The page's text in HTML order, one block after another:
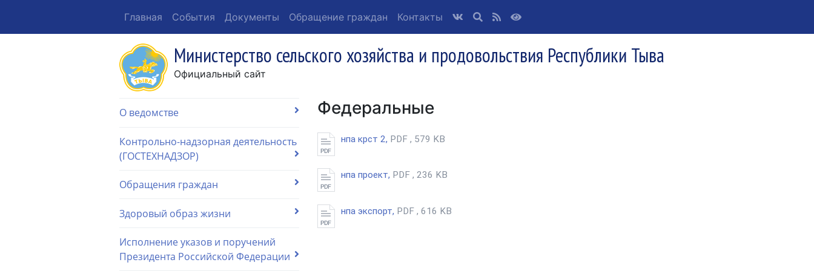
Главная События Документы Обращение граждан Контакты
Министерство сельского хозяйства и продовольствия Республики Тыва
Официальный сайт
О ведомстве
Контрольно-надзорная деятельность
(ГОСТЕХНАДЗОР)
Обращения граждан
Здоровый образ жизни
Исполнение указов и поручений
Президента Российской Федерации
Федеральные
нпа крст 2, PDF , 579 KB
нпа проект, PDF , 236 KB
нпа экспорт, PDF , 616 KB